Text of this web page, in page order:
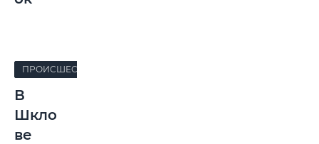
ПРОИСШЕСТВИЯ
В
Шкло
ве